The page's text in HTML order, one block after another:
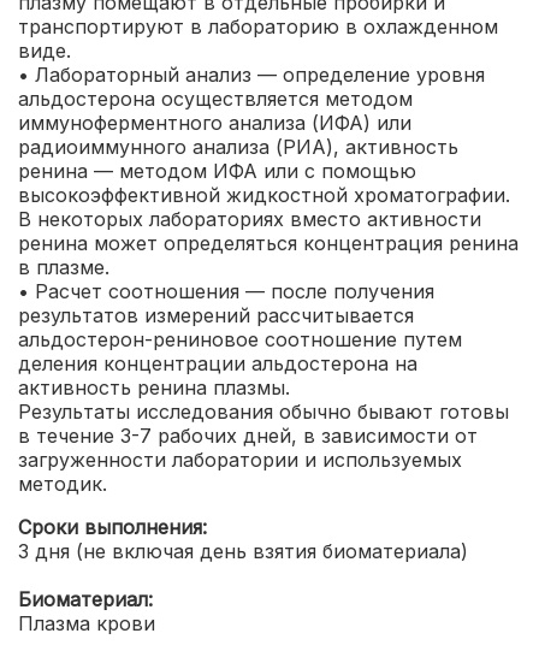
транспортируют в лабораторию в охлажденном
виде.
• Лабораторный анализ — определение уровня
альдостерона осуществляется методом
иммуноферментного анализа (ИФА) или
радиоиммунного анализа (РИА), активность
ренина — методом ИФА или с помощью
высокоэффективной жидкостной хроматографии.
В некоторых лабораториях вместо активности
ренина может определяться концентрация ренина
в плазме.
• Расчет соотношения — после получения
результатов измерений рассчитывается
альдостерон-рениновое соотношение путем
деления концентрации альдостерона на
активность ренина плазмы.
Результаты исследования обычно бывают готовы
в течение 3-7 рабочих дней, в зависимости от
загруженности лаборатории и используемых
методик.
Сроки выполнения:
3 дня (не включая день взятия биоматериала)
Биоматериал:
Плазма крови